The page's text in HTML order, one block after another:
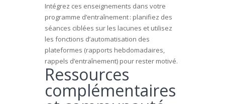
Intégrez ces enseignements dans votre
programme d’entraînement : planifiez des
séances ciblées sur les lacunes et utilisez
les fonctions d’automatisation des
plateformes (rapports hebdomadaires,
rappels d’entraînement) pour rester motivé.
Ressources
complémentaires